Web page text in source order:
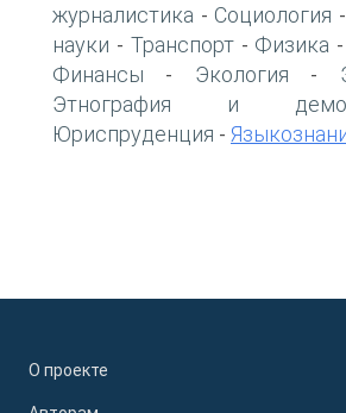
журналистика - Социология -
науки - Транспорт- Физика -
Финансы - Экология -
Этнография и
Юриспруденция -
О проекте